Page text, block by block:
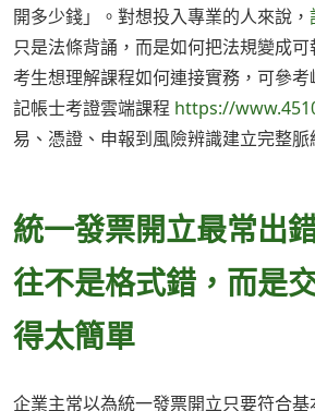
開多少錢」。對想投入專業的人來說，
只是法條背誦，而是如何把法規變成
考生想理解課程如何連接實務，可參
記帳士考證雲端課程 https://
易、憑證、申報到風險辨識建立完整脈
統一發票開立最常出
往不是格式錯，而是
得太簡單
企業主常以為統一發票開立只要符合